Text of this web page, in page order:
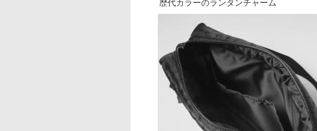
歴代カラーのランタンチャーム